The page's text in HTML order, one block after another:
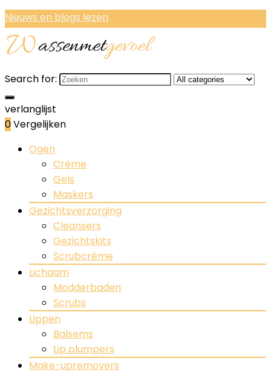
Nieuws en blogs lezen
Search for:
verlanglijst
0Vergelijken
Ogen
Crème
Gels
Maskers
Gezichtsverzorging
Cleansers
Gezichtskits
Scrubcrème
Lichaam
Modderbaden
Scrubs
Lippen
Balsems
Lip plumpers
Make-upremovers